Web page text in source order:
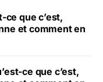
ce que c’est,
et comment en
ce que c’est,